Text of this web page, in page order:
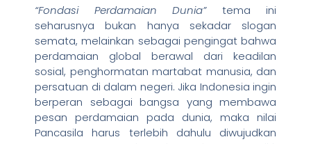
“Fondasi Perdamaian Dunia”tema ini
seharusnya bukan hanya sekadar slogan
semata, melainkan sebagai pengingat bahwa
perdamaian global berawal dari keadilan
sosial, penghormatan martabat manusia, dan
persatuan di dalam negeri. Jika Indonesia ingin
berperan sebagai bangsa yang membawa
pesan perdamaian pada dunia, maka nilai
Pancasila harus terlebih dahulu diwujudkan